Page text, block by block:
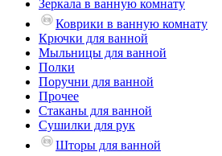
Зеркала в ванную комнату
Коврики в ванную комнату
Крючки для ванной
Мыльницы для ванной
Полки
Поручни для ванной
Прочее
Стаканы для ванной
Сушилки для рук
Шторы для ванной